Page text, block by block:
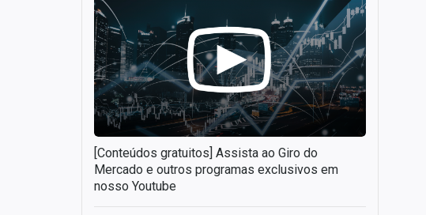
[Conteúdos gratuitos] Assista ao Giro do
Mercado e outros programas exclusivos em
nosso Youtube